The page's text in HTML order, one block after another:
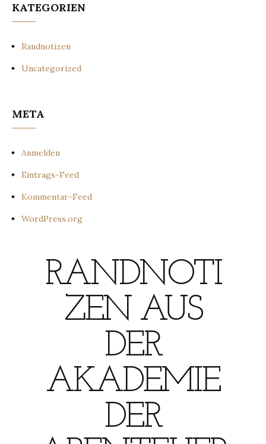
KATEGORIEN
Randnotizen
Uncategorized
META
Anmelden
Eintrags-Feed
Kommentar-Feed
WordPress.org
RANDNOTI
ZEN AUS
DER
AKADEMIE
DER